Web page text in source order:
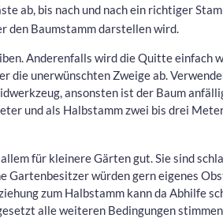
ab, bis nach und nach ein richtiger
den Baumstamm darstellen wird.
Anderenfalls wird die Quitte einfach
die unerwünschten Zweige ab.
ansonsten ist der Baum
und als Halbstamm zwei bis drei
für kleinere Gärten gut. Sie sind
Gartenbesitzer würden gern eigenes
zum Halbstamm kann da Abhilfe
alle weiteren Bedingungen